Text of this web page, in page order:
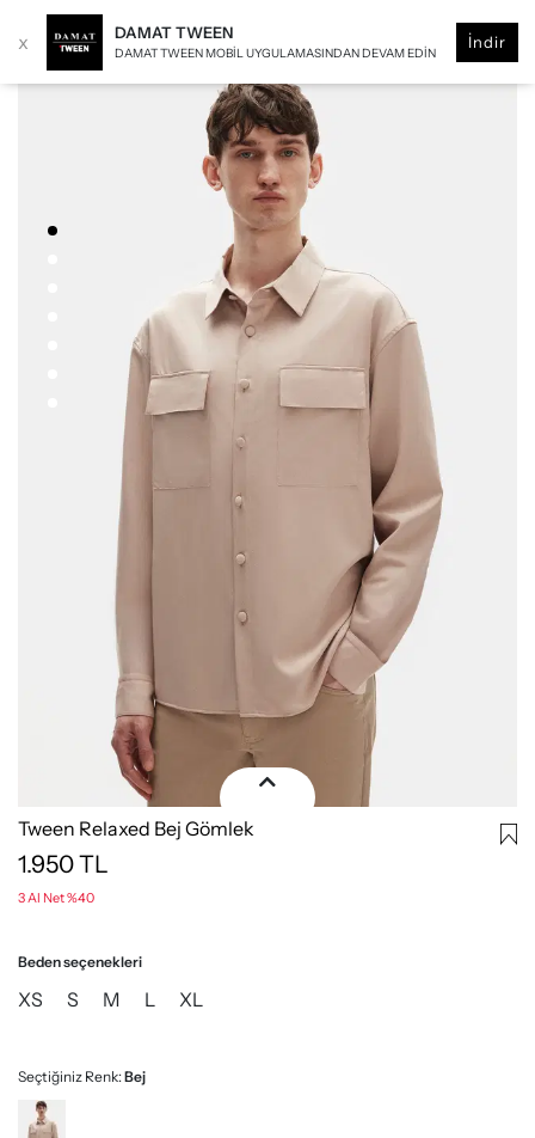
x DAMAT TWEEN
DAMAT TWEEN MOBIL UYGULAMASINDAN DEVAM EDIN
İndir
Tween Relaxed Bej Gömlek
1.950TL
3 Al Net %40
Beden seçenekleri
XS S M L XL
Seçtiğiniz Renk:Bej